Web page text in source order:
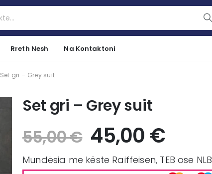
Rreth Nesh Na Kontaktoni
Set gri – Grey suit
Set gri – Grey suit
55,00€ 45,00 €
Mundësia me këste Raiffeisen, TEB ose NLB